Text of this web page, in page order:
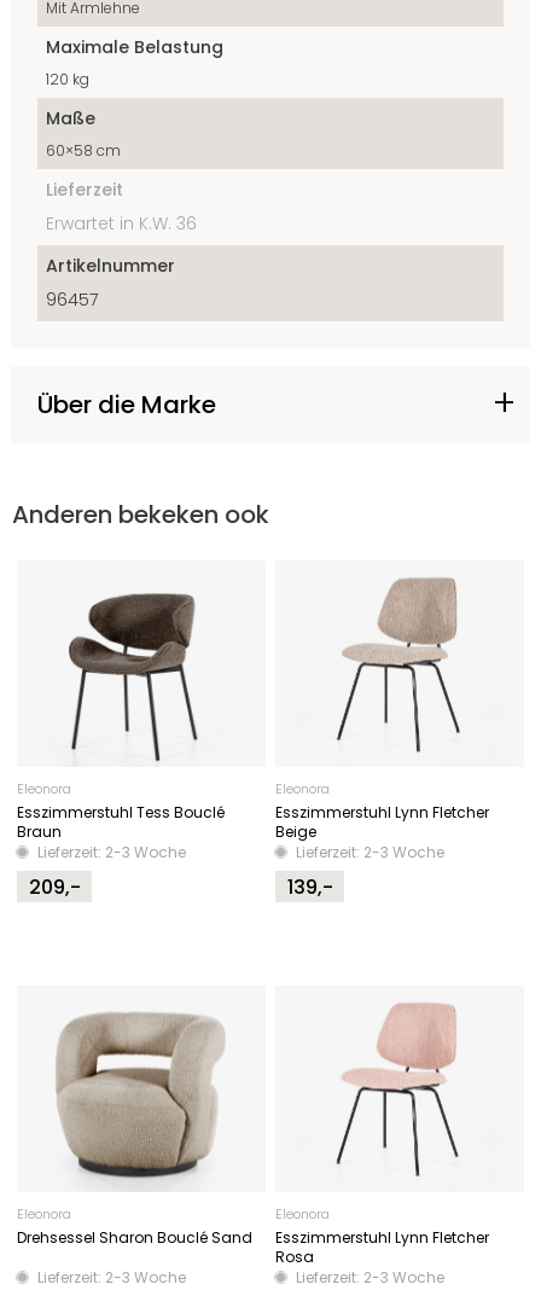
Mit Armlehne
Maximale Belastung
120 kg
Maße
60×58 cm
Lieferzeit
Erwartet in K.W. 36
Artikelnummer
96457
Über die Marke
Anderen bekeken ook
Eleonora
Esszimmerstuhl Tess Bouclé
Braun
Lieferzeit: 2-3 Woche
209,-
Eleonora
Esszimmerstuhl Lynn Fletcher
Beige
Lieferzeit: 2-3 Woche
139,-
Eleonora
Drehsessel Sharon Bouclé Sand
Lieferzeit: 2-3 Woche
Eleonora
Esszimmerstuhl Lynn Fletcher
Rosa
Lieferzeit: 2-3 Woche